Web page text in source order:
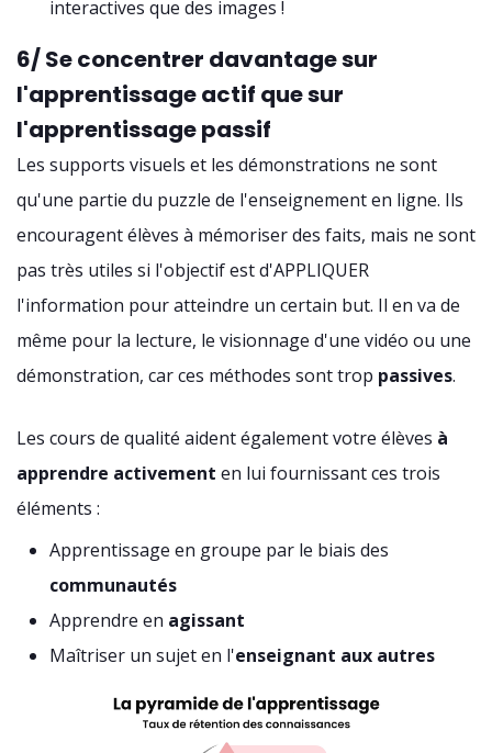
interactives que des images !
6/ Se concentrer davantage sur
l'apprentissage actif que sur
l'apprentissage passif
Les supports visuels et les démonstrations ne sont
qu'une partie du puzzle de l'enseignement en ligne. Ils
encouragent élèves à mémoriser des faits, mais ne sont
pas très utiles si l'objectif est d'APPLIQUER
l'information pour atteindre un certain but. Il en va de
même pour la lecture, le visionnage d'une vidéo ou une
démonstration, car ces méthodes sont trop passives.
Les cours de qualité aident également votre élèves à
apprendre activement en lui fournissant ces trois
éléments :
Apprentissage en groupe par le biais des
communautés
Apprendre en agissant
Maîtriser un sujet en l'enseignant aux autres